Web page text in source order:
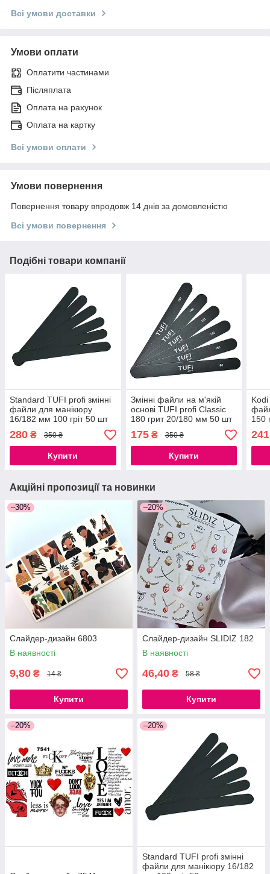
Всі умови доставки
Умови оплати
Оплатити частинами
Післяплата
Оплата на рахунок
Оплата на картку
Всі умови оплати
Умови повернення
Повернення товару впродовж 14 днів за домовленістю
Всі умови повернення
Подібні товари компанії
Standard TUFI profi змінні
файли для манікюру
16/182 мм 100 гріт 50 шт
280 ₴ 350 ₴
Купити
Змінні файли на м'якій
основі TUFI profi Classic
180 грит 20/180 мм 50 шт
175₴ 350 ₴
Купити
150
уп
241
Акційні пропозиції та новинки
–30%
Слайдер-дизайн 6803
В наявності
9,80 ₴ 14 ₴
Купити
–20%
Слайдер-дизайн SLIDIZ 182
В наявності
46,40 ₴ 58 ₴
Купити
–20% –20%
Standard TUFI profi змінні
файли для манікюру 16/182